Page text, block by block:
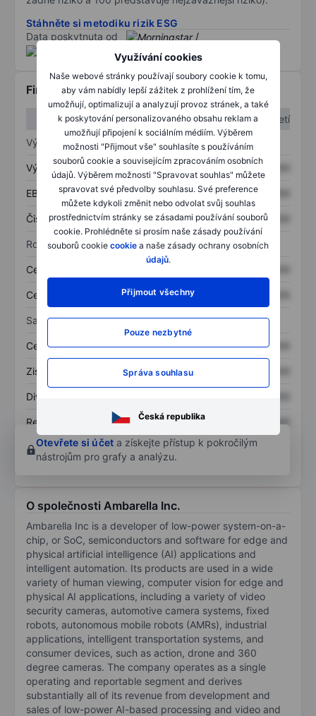
Využívání cookies
Naše webové stránky používají soubory cookie k tomu,
aby vám nabídly lepší zážitek z prohlížení tím, že
umožňují, optimalizují a analyzují provoz stránek, a také
k poskytování personalizovaného obsahu reklam a
umožňují připojení k sociálním médiím. Výběrem
možnosti "Přijmout vše" souhlasíte s používáním
souborů cookie a souvisejícím zpracováním osobních
údajů. Výběrem možnosti "Spravovat souhlas" můžete
spravovat své předvolby souhlasu. Své preference
můžete kdykoli změnit nebo odvolat svůj souhlas
prostřednictvím stránky se zásadami používání souborů
cookie. Prohlédněte si prosím naše zásady používání
souborů cookie cookie a naše zásady ochrany osobních
údajů.
Přijmout všechny
Pouze nezbytné
Správa souhlasu
Česká republika
Stáhněte si metodiku rizik ESG
Data poskytnuta od
/
Finanční informace
1. čtvrtletí
2. čtvrtletí
Výkaz zisku a ztráty
Výnos XXXXXXX XXXXXXX
EBITDA XXXXXXX XXXXXXX
Čistý příjem XXXXXXX XXXXXXX
Rozvaha
Celková aktiva
Celkový dluh XXXXXXX
Sazby
Cena/tržby XXXXXXX XXXXXXX
Zisk na akcii XXXXXXX
Dividenda na akcii
Rentabilita kapitálu XXXXXXX
XXXXXXX
Otevřete si účet a získejte přístup k pokročilým
nástrojům pro grafy a analýzu.
O společnosti Ambarella Inc.
Ambarella Inc is a developer of low-power system-on-a-
chip, or SoC, semiconductors and software for edge and
physical artificial intelligence (AI) applications and
intelligent automation. Its products are used in a wide
variety of human viewing, computer vision for edge and
physical AI applications, including a variety of video
security cameras, automotive camera systems, fixed
robots, autonomous mobile robots (AMRs), industrial
applications, intelligent transportation systems, and
consumer devices, such as action, drone and 360
degree cameras. The company operates as a single
operating and reportable segment and derives
substantially all of its revenue from development and
sales of low-power AI-based processing and video and